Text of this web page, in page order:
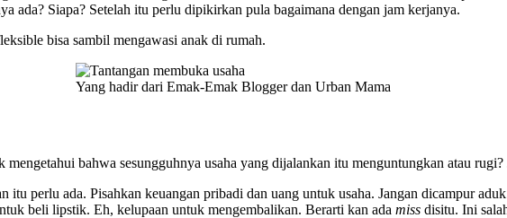
ada? Siapa? Setelah itu perlu dipikirkan pula bagaimana dengan jam kerjanya.
bisa sambil mengawasi anak di rumah.
Yang hadir dari Emak-Emak Blogger dan Urban Mama
mengetahui bahwa sesungguhnya usaha yang dijalankan itu menguntungkan atau
itu perlu ada. Pisahkan keuangan pribadi dan uang untuk usaha. Jangan dicampur
beli lipstik. Eh, kelupaan untuk mengembalikan. Berarti kan ada miss disitu. Ini